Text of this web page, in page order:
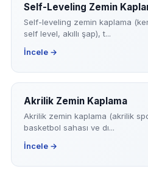
Self-Leveling Zemin
Self-leveling zemin kaplama
self level, akıllı şap), t...
İncele →
Akrilik Zemin Kaplama
Akrilik zemin kaplama (akrilik
basketbol sahası ve dı...
İncele →